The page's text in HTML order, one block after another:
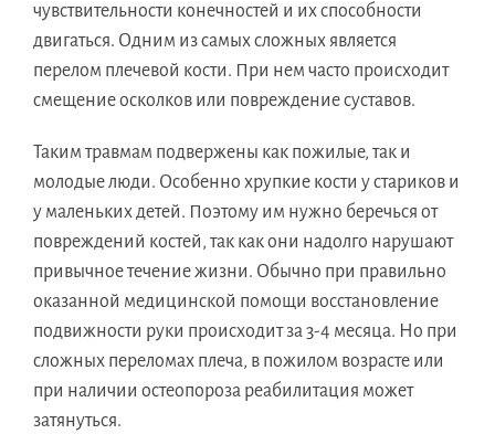
чувствительности конечностей и их способности
двигаться. Одним из самых сложных является
перелом плечевой кости. При нем часто происходит
смещение осколков или повреждение суставов.
Таким травмам подвержены как пожилые, так и
молодые люди. Особенно хрупкие кости у стариков и
у маленьких детей. Поэтому им нужно беречься от
повреждений костей, так как они надолго нарушают
привычное течение жизни. Обычно при правильно
оказанной медицинской помощи восстановление
подвижности руки происходит за 3-4 месяца. Но при
сложных переломах плеча, в пожилом возрасте или
при наличии остеопороза реабилитация может
затянуться.